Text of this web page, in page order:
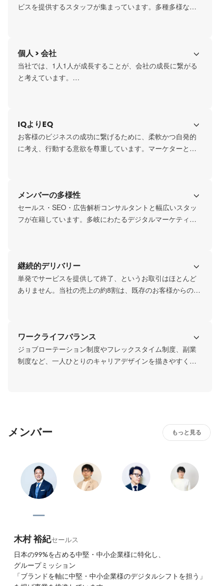
ビスを提供するスタッフが集まっています。多種多様なマ
事ではありません。お客様のビジネスをグロースさせるこ
と、全方位的に常に新しい打ち手や施策で”共存共栄”するこ
とが最も重要と考えます。
個人 > 会社
当社では、1人1人が成長することが、会社の成長に繋がる
と考えています。
個人としての市場価値が上がることこそが当社の価値で
す。単にスキルアップだけではなく働きやすさやキャリア
アップの観点でもあなた自身の成長をお約束します。
IQよりEQ
お客様のビジネスの成功に繋げるために、柔軟かつ自発的
に考え、行動する意欲を尊重しています。マーケターとし
は出ません。Webマーケター、コンサルタントとしての介
在価値、スパイスを添加できることもポイントです。
メンバーの多様性
セールス・SEO・広告解析コンサルタントと幅広いスタッ
フが在籍しています。多岐にわたるデジタルマーケティン
やりたい事やキャリアプランを考えることもメリットで
す。
継続的デリバリー
単発でサービスを提供して終了、というお取引はほとんど
ありません。当社の売上の約8割は、既存のお客様からの継
ワークライフバランス
ジョブローテーション制度やフレックスタイム制度、副業
制度など、一人ひとりのキャリアデザインを描きやすくす
メンバー もっと見る
木村 裕紀セールス
日本の99%を占める中堅・中小企業様に特化し、
グループミッション
「ブランドを軸に中堅・中小企業様のデジタルシフトを担う」